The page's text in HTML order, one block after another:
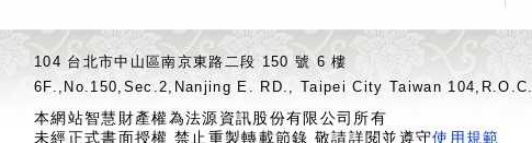
104 台北市中山區南京東路二段 150 號 6 樓
6F.,No.150,Sec.2,Nanjing E. RD., Taipei City Taiwan 104,R.O.C.
本網站智慧財產權為法源資訊股份有限公司所有
未經正式書面授權 禁止重製轉載節錄 敬請詳閱並遵守使用規範